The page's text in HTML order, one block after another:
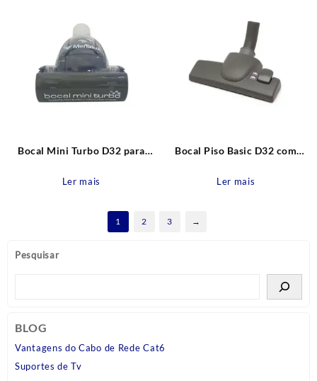
Pesquisar
BLOG
Vantagens do Cabo de Rede Cat6
Suportes de Tv
Bocal Mini Turbo D32 para
Ler mais
Bocal Piso Basic D32 com
Ler mais
1 2 3 →